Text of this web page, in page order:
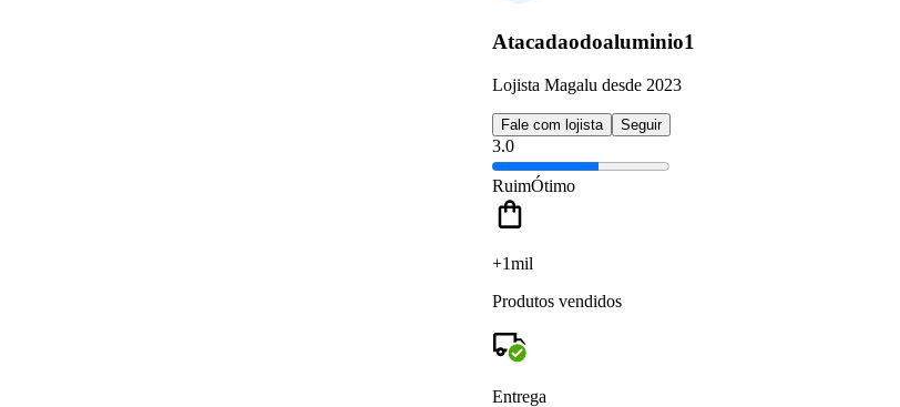
Atacadaodoaluminio1
Lojista Magalu desde 2023
Fale com lojista Seguir
3.0
RuimÓtimo
+1mil
Produtos vendidos
Entrega